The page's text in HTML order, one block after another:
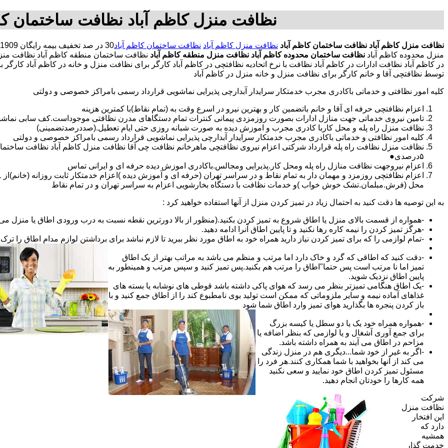
نظافت منزل کاظم آباد نظافت ساختمان
نظافت منزل کاظم آباد نظافت ساختمان کاظم آباد نظافت منزل کاظم آباد نظافت ساختمان کاظم آباد
منزل محدوده کاظم آباد نظافت ساختمان محدوده کاظم آباد نظافت منزل منطقه کاظم آباد نظافت ساختمان منطقه کاظم آباد نظافت
در کاظم آباد نظافت ادارات در کاظم آباد نظافت با نرخ اتحادیه نظافتچی در کاظم آباد کارگر برای نظافت منزل و خانه در کاظم آباد
توسط نظافتچی آقا و خانم کارگر برای نظافت منزل و خانه منزل در کاظم آباد
کلیه امور نظافتی و خدماتی باکادری مجرب خدمتکار سرایدار آبدارچی پذیرایی نماشویی قرارداد رسمی بامراکز خصوصی و دولتی
اعزام نظافتچی حرفه ای آقا و خانم باتضمین کار و بهترین نیرو در اسرع وقت به (تمام نقاط)با کمترین هزینه
تامین نیروی خدماتی جهت منازل ادارات بصورت روزمزدی پیمانی کنترات تمام دستگاهای مدرن نظافتی موجوداست.کف سابی
نظافت منزل راه پله و محل کاربا کادری مجرب و اموزش دیده به صورت شبانه روزی حتی ایام تعطیل.(صددرصدتضمینی)
کلیه امور نظافتی و خدماتی باکادری مجرب خدمتکار سرایدار آبدارچی پذیرایی نماشویی قرارداد رسمی بامراکز خصوصی و دولتی
نظافت منزل نظافت راه پله قرارداد شرکتی اعزام نیروی نظافتچی ماهرخانم نظافت چی آقا نظافت منزل کاظم آباد نظافت
۵درصدی●
اعزام نیروجهت نظافت منازل راه پله ومحل کار.پذیرایی ومجالس.باکادری اموزش دیده حرفه ای و ایرانی تماس
محل (فرش.مبلمان.تشک خوش خواب )و خدمات نظافت با دستگاه بخارشویی اعزام به سراسر تهران و در تمام نقاط
به این توصیه ها دقت کنید به احتمال زیاد در تمیز کردن منزل از آنها استفاده خواهید کرد :
-همواره از قسمت بالای منزل یا اطاق شروع به تمیز کردن بکنید.(منظور از بالا دورترین نقطه نسبت به درب ورودی اطاق یا منزل
-هرگز تمیز کردن را نیمه کاره رها نکنید و تا پایین اطاق آنرا ادامه دهید.
-تمام لوازمی را که برای تمیز کردن نیاز دارید همراه خود به اطاق مورد نظر ببرید تا لازم نباشد برای برداشتن لوازم مدام اطاق را ترک
-دقت کنید که اطاقی که گرد و خاک دارد اما مرتب و منظم می باشد به مراتب بهتر از یک اطاق
تمیز اما نا مرتب است پس حتما"اطاق را مرتب هم بکنید.پس تمیز کنید و سپس مرتب و همینطور به
پایین اطاق نزدیک شوید.
-یک اطاق هنگامی تمیزتر بنظر می رسد که هوای پاکی داشته باشد قوطی های نوشابه یا بسته های
غذاهای آماده نیمه و سایر ملزوماتی که ممکن است تولید بوی نامطبوع کند را از اطاق جمع کنید و با
باز کردن پنجره ها بگذارید هوای تمیز وارد اطاق شما شود
-همواره همراه خود یک یا دو سطل یا کیسه بزرگ
برای جمع آوری آشغال و یا لوازمی که بنظر اضافه یا
مزاحم در اطاق می آیند به همراه داشته باشد.
-اگر به غیر از خود شما...دیگری هم در منزل زندگی
می کند از آنها بخواهید با شما همکاری کنند.هر فرد را
مسئول تمیز کردن اطاق خود نمایید و سعی نکنید
همه کارها را خودتان انجام دهید.
شرکت
نظافت منزل
این افتخار
دارد که
همشیه
خدمت گذار